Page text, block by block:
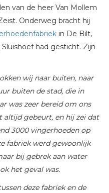
van de heer Van Mollem
Onderweg bracht hij
in De Bilt,
Sluishoef had gesticht. Zijn
wij naar buiten, naar
buiten de stad, die in
was zeer bereid om ons
altijd gebeurt, en hij zei dat
3000 vingerhoeden op
fabriek werd gewoonlijk
bij gebrek aan water
het geval was.
deze fabriek en de